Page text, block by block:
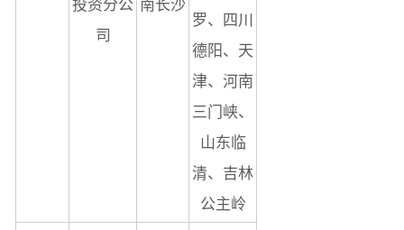
投资分公
司
南长沙
罗、四川
德阳、天
津、河南
三门峡、
山东临
清、吉林
公主岭